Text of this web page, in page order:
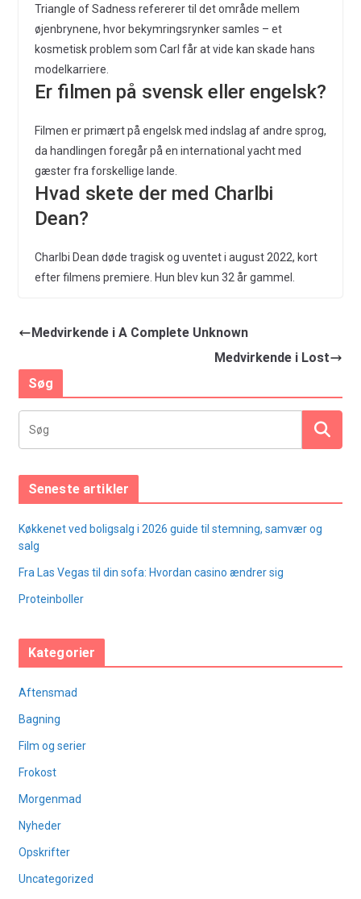
Triangle of Sadness refererer til det område mellem
øjenbrynene, hvor bekymringsrynker samles – et
kosmetisk problem som Carl får at vide kan skade hans
modelkarriere.
Er filmen på svensk eller engelsk?
Filmen er primært på engelsk med indslag af andre sprog,
da handlingen foregår på en international yacht med
gæster fra forskellige lande.
Hvad skete der med Charlbi
Dean?
Charlbi Dean døde tragisk og uventet i august 2022, kort
efter filmens premiere. Hun blev kun 32 år gammel.
Medvirkende i A Complete Unknown
Medvirkende i Lost
Søg
Seneste artikler
Køkkenet ved boligsalg i 2026 guide til stemning, samvær og
salg
Fra Las Vegas til din sofa: Hvordan casino ændrer sig
Proteinboller
Kategorier
Aftensmad
Bagning
Film og serier
Frokost
Morgenmad
Nyheder
Opskrifter
Uncategorized